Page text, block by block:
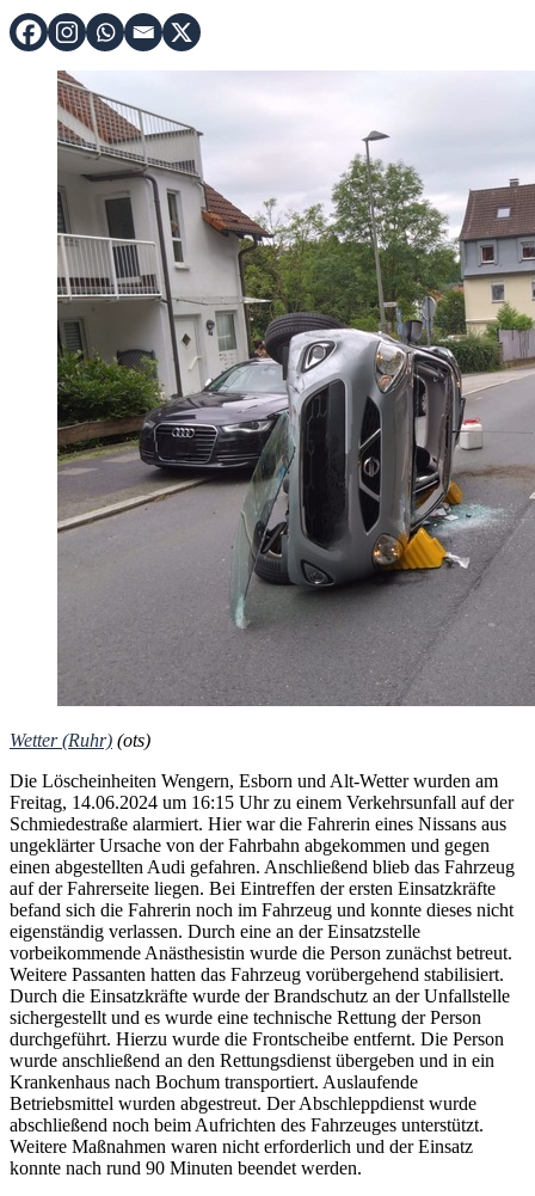
Wetter (Ruhr) (ots)
Die Löscheinheiten Wengern, Esborn und Alt-Wetter wurden am
Freitag, 14.06.2024 um 16:15 Uhr zu einem Verkehrsunfall auf der
Schmiedestraße alarmiert. Hier war die Fahrerin eines Nissans aus
ungeklärter Ursache von der Fahrbahn abgekommen und gegen
einen abgestellten Audi gefahren. Anschließend blieb das Fahrzeug
auf der Fahrerseite liegen. Bei Eintreffen der ersten Einsatzkräfte
befand sich die Fahrerin noch im Fahrzeug und konnte dieses nicht
eigenständig verlassen. Durch eine an der Einsatzstelle
vorbeikommende Anästhesistin wurde die Person zunächst betreut.
Weitere Passanten hatten das Fahrzeug vorübergehend stabilisiert.
Durch die Einsatzkräfte wurde der Brandschutz an der Unfallstelle
sichergestellt und es wurde eine technische Rettung der Person
durchgeführt. Hierzu wurde die Frontscheibe entfernt. Die Person
wurde anschließend an den Rettungsdienst übergeben und in ein
Krankenhaus nach Bochum transportiert. Auslaufende
Betriebsmittel wurden abgestreut. Der Abschleppdienst wurde
abschließend noch beim Aufrichten des Fahrzeuges unterstützt.
Weitere Maßnahmen waren nicht erforderlich und der Einsatz
konnte nach rund 90 Minuten beendet werden.